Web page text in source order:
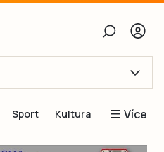
Sport Kultura Více
Blogy